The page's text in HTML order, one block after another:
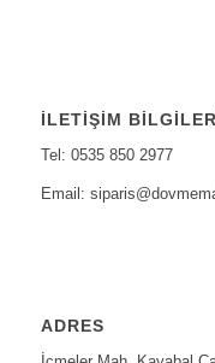
İLETIŞIM
Tel: 0535 850 2977
Email:
ADRES